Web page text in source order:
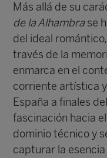
Más allá de su
de la Alhambrase
del ideal
través de la
enmarca en el
corriente artística
España a finales
fascinación hacia
dominio técnico y
capturar la